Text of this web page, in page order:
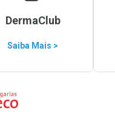
DermaClub
Saiba Mais >